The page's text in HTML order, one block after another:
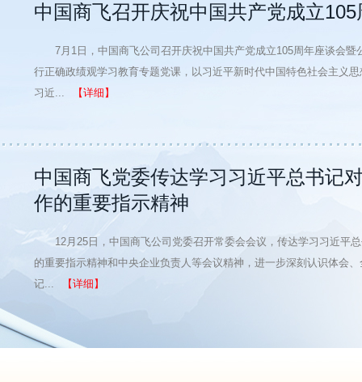
中国商飞召开庆祝中国共产党成立
7月1日，中国商飞公司召开庆祝中国共产党成立105周年座谈会暨
行正确政绩观学习教育专题党课，以习近平新时代中国特色社会主义
习近...
【详细】
中国商飞党委传达学习习近平总书记
作的重要指示精神
12月25日，中国商飞公司党委召开常委会会议，传达学习习近平
的重要指示精神和中央企业负责人等会议精神，进一步深刻认识体会
记...
【详细】